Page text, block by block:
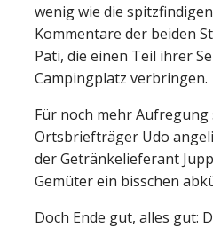
wenig wie die
Kommentare der beiden
Pati, die einen Teil ihrer
Campingplatz verbringen.
Für noch mehr
Ortsbriefträger Udo
der Getränkelieferant
Gemüter ein bisschen
Doch Ende gut, alles gut: